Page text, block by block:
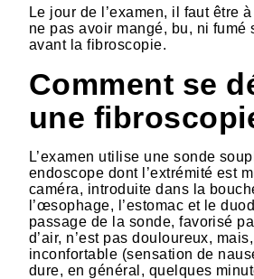
Le jour de l’examen, il faut être
ne pas avoir mangé, bu, ni fumé
avant la fibroscopie.
Comment se
une
L’examen utilise une sonde
endoscope dont l’extrémité est
caméra, introduite dans la
l’œsophage, l’estomac et le
passage de la sonde, favorisé
d’air, n’est pas douloureux,
inconfortable (sensation de
dure, en général, quelques